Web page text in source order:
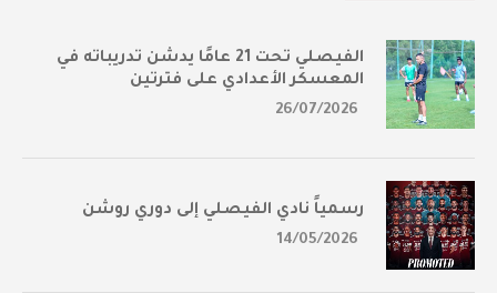
الفيصلي تحت 21 عامًا يدشن تدريباته في
المعسكر الأعدادي على فترتين
26/07/2026
رسمياً نادي الفيصلي إلى دوري روشن
14/05/2026